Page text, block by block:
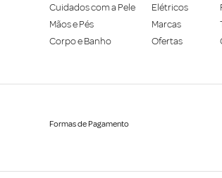
Cuidados com a Pele
Mãos e Pés
Corpo e Banho
Elétricos
Marcas
Ofertas
Formas de Pagamento